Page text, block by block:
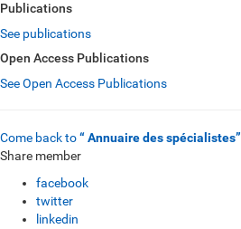
Publications
See publications
Open Access Publications
See Open Access Publications
Come back to“ Annuaire des spécialistes”
Share member
facebook
twitter
linkedin